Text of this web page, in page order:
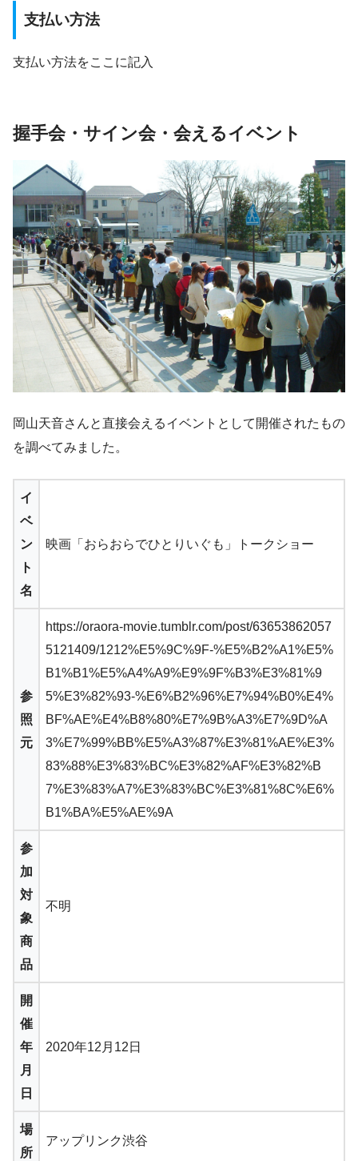
支払い方法
支払い方法をここに記入
握手会・サイン会・会えるイベント
岡山天音さんと直接会えるイベントとして開催されたもの
を調べてみました。
イ
ベ
ン
ト
名
映画「おらおらでひとりいぐも」トークショー
参
照
元
https://oraora-movie.tumblr.com/post/63653862057
5121409/1212%E5%9C%9F-%E5%B2%A1%E5%
B1%B1%E5%A4%A9%E9%9F%B3%E3%81%9
5%E3%82%93-%E6%B2%96%E7%94%B0%E4%
BF%AE%E4%B8%80%E7%9B%A3%E7%9D%A
3%E7%99%BB%E5%A3%87%E3%81%AE%E3%
83%88%E3%83%BC%E3%82%AF%E3%82%B
7%E3%83%A7%E3%83%BC%E3%81%8C%E6%
B1%BA%E5%AE%9A
参
加
対
象
商
品
不明
開
催
年
月
日
2020年12月12日
場
所
アップリンク渋谷